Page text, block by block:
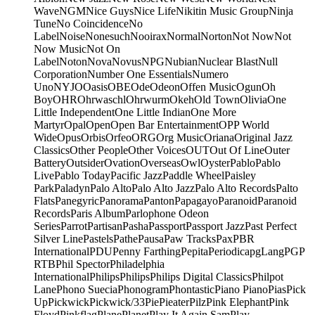
WaveNGMNice GuysNice LifeNikitin Music GroupNinja
TuneNo CoincidenceNo
LabelNoiseNonesuchNooiraxNormalNortonNot NowNot
Now MusicNot On
LabelNotonNovaNovusNPGNubianNuclear BlastNull
CorporationNumber One EssentialsNumero
UnoNYJOOasisOBEOdeOdeonOffen MusicOgunOh
BoyOHROhrwaschlOhrwurmOkehOld TownOliviaOne
Little IndependentOne Little IndianOne More
MartyrOpalOpenOpen Bar EntertainmentOPP World
WideOpusOrbisOrfeoORGOrg MusicOrianaOriginal Jazz
ClassicsOther PeopleOther VoicesOUTOut Of LineOuter
BatteryOutsiderOvationOverseasOwlOysterPabloPablo
LivePablo TodayPacific JazzPaddle WheelPaisley
ParkPaladynPalo AltoPalo Alto JazzPalo Alto RecordsPalto
FlatsPanegyricPanoramaPantonPapagayoParanoidParanoid
RecordsParis AlbumParlophone Odeon
SeriesParrotPartisanPashaPassportPassport JazzPast Perfect
Silver LinePastelsPathePausaPaw TracksPaxPBR
InternationalPDUPenny FarthingPepitaPeriodicapgLangPGP
RTBPhil SpectorPhiladelphia
InternationalPhilipsPhilipsPhilips Digital ClassicsPhilpot
LanePhono SueciaPhonogramPhontasticPiano PianoPiasPick
UpPickwickPickwick/33PiePieaterPilzPink ElephantPink